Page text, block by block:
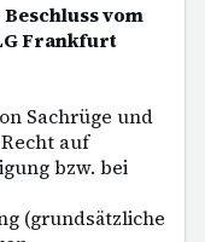
Beschluss vom
Frankfurt
Sachrüge und
auf
bzw. bei
(grundsätzliche